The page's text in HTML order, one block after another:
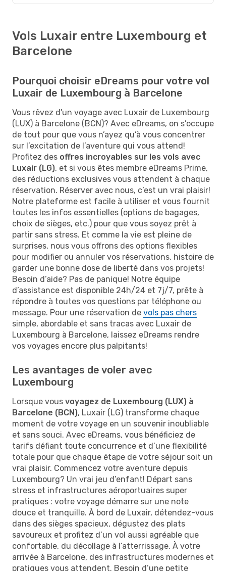
Vols Luxair entre Luxembourg et
Barcelone
Pourquoi choisir eDreams pour votre vol
Luxair de Luxembourg à Barcelone
Vous rêvez d'un voyage avec Luxair de Luxembourg
(LUX) à Barcelone (BCN)? Avec eDreams, on s’occupe
de tout pour que vous n’ayez qu’à vous concentrer
sur l’excitation de l’aventure qui vous attend!
Profitez des offres incroyables sur les vols avec
Luxair (LG), et si vous êtes membre eDreams Prime,
des réductions exclusives vous attendent à chaque
réservation. Réserver avec nous, c’est un vrai plaisir!
Notre plateforme est facile à utiliser et vous fournit
toutes les infos essentielles (options de bagages,
choix de sièges, etc.) pour que vous soyez prêt à
partir sans stress. Et comme la vie est pleine de
surprises, nous vous offrons des options flexibles
pour modifier ou annuler vos réservations, histoire de
garder une bonne dose de liberté dans vos projets!
Besoin d’aide? Pas de panique! Notre équipe
d’assistance est disponible 24h/24 et 7j/7, prête à
répondre à toutes vos questions par téléphone ou
message. Pour une réservation de vols pas chers
simple, abordable et sans tracas avec Luxair de
Luxembourg à Barcelone, laissez eDreams rendre
vos voyages encore plus palpitants!
Les avantages de voler avec
Luxembourg
Lorsque vous voyagez de Luxembourg (LUX) à
Barcelone (BCN), Luxair (LG) transforme chaque
moment de votre voyage en un souvenir inoubliable
et sans souci. Avec eDreams, vous bénéficiez de
tarifs défiant toute concurrence et d’une flexibilité
totale pour que chaque étape de votre séjour soit un
vrai plaisir. Commencez votre aventure depuis
Luxembourg? Un vrai jeu d’enfant! Départ sans
stress et infrastructures aéroportuaires super
pratiques : votre voyage démarre sur une note
douce et tranquille. À bord de Luxair, détendez-vous
dans des sièges spacieux, dégustez des plats
savoureux et profitez d’un vol aussi agréable que
confortable, du décollage à l’atterrissage. À votre
arrivée à Barcelone, des infrastructures modernes et
pratiques vous attendent. Besoin d’une petite